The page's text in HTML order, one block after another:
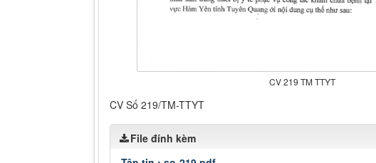
CV 219 TM TTYT
CV Số 219/TM-TTYT
File đính kèm